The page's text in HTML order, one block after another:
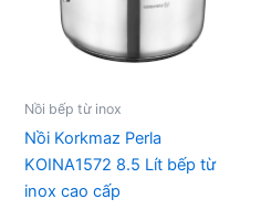
Nồi bếp từ inox
Nồi Korkmaz Perla
KOINA1572 8.5 Lít bếp từ
inox cao cấp